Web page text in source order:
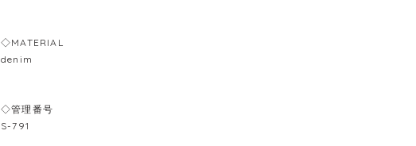
◇MATERIAL
denim
◇管理番号
S-791